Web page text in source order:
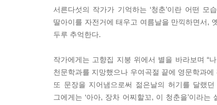
쯤이야.. 아릿한 에피소드 사이에서 피어나는 추
속에서 이따금씩 얼굴을 내민 김광석을 우리들
힘든 어떤 묘한 동질감이다.
'우리는 왜 살아가는가? 왜 누군가를 사랑하는가
닮은 재벌 3세가 억만금을 준다고 해도, 내 이름
너무나 행복하므로, 그 일들을 잊을 수 없으므로
쓸 수가 있다.'
서른다섯의 작가가 기억하는 ‘청춘’이란 어떤
딸아이를 자전거에 태우고 여름날을 만끽하면서,
두루 추억한다.
작가에게는 고향집 지붕 위에서 별을 바라보며 “
천문학과를 지망했으나 우여곡절 끝에 영문학과
또 문장을 지어냄으로써 젊은날의 허기를 달랬
그에게는 ‘아아, 장차 어찌할꼬, 이 청춘을’이라